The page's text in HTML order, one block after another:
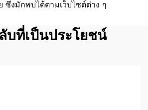
ซึ่งมักพบได้ตามเว็บไซต์ต่าง ๆ
บที่เป็นประโยชน์